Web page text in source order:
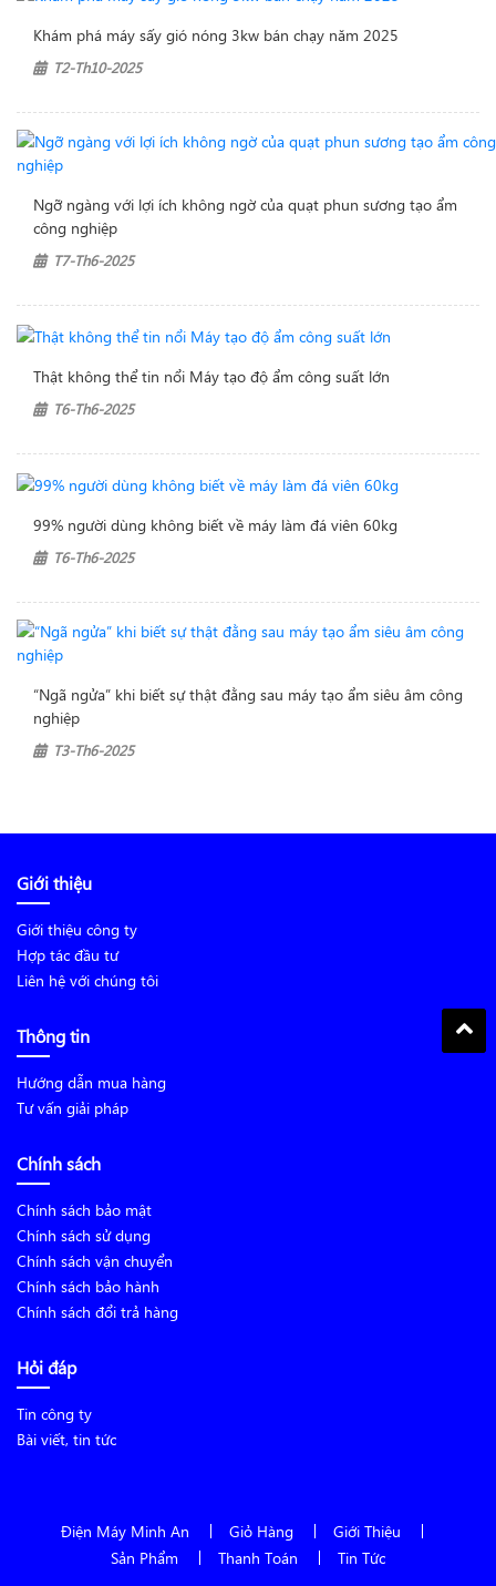
Khám phá máy sấy gió nóng 3kw bán chạy năm 2025
T2-Th10-2025
Ngỡ ngàng với lợi ích không ngờ của quạt phun sương tạo ẩm
công nghiệp
T7-Th6-2025
Thật không thể tin nổi Máy tạo độ ẩm công suất lớn
T6-Th6-2025
99% người dùng không biết về máy làm đá viên 60kg
T6-Th6-2025
“Ngã ngửa” khi biết sự thật đằng sau máy tạo ẩm siêu âm công
nghiệp
T3-Th6-2025
Giới thiệu
Giới thiệu công ty
Hợp tác đầu tư
Liên hệ với chúng tôi
Thông tin
Hướng dẫn mua hàng
Tư vấn giải pháp
Chính sách
Chính sách bảo mật
Chính sách sử dụng
Chính sách vận chuyển
Chính sách bảo hành
Chính sách đổi trả hàng
Hỏi đáp
Tin công ty
Bài viết, tin tức
Điện Máy Minh An Giỏ Hàng
Giới Thiệu
Sản Phẩm
Thanh Toán Tin Tức